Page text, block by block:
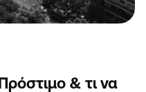
& τι να